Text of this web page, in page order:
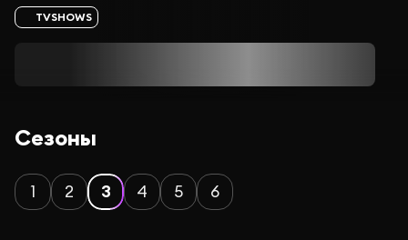
TVSHOWS
Сезоны
1 2 3 4 5 6